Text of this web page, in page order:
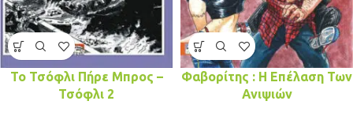
Το Τσόφλι Πήρε Μπρος –
Τσόφλι 2
Φαβορίτης : Η Επέλαση Των
Ανιψιών